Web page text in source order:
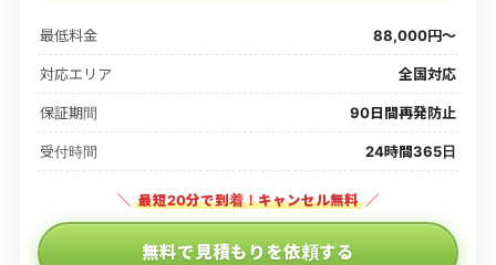
最低料金 88,000円〜
対応エリア 全国対応
保証期間 90日間再発防止
受付時間 24時間365日
＼ 最短20分で到着！キャンセル無料 ／
無料で見積もりを依頼する